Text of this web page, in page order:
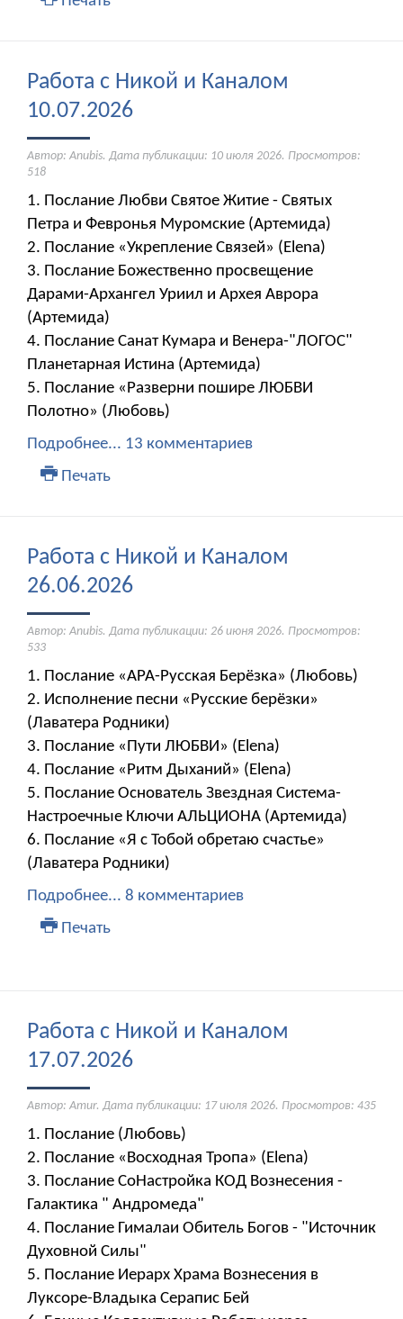
Работа с Никой и Каналом
10.07.2026
Автор: Anubis. Дата публикации: 10 июля 2026. Просмотров:
518
1. Послание Любви Святое Житие - Святых
Петра и Февронья Муромские (Артемида)
2. Послание «Укрепление Связей» (Elena) ​​​​​​​
3. Послание Божественно просвещение
Дарами-Архангел Уриил и Архея Аврора
(Артемида)
4. Послание Санат Кумара и Венера-"ЛОГОС"
Планетарная Истина (Артемида)
5. Послание «Разверни пошире ЛЮБВИ
Полотно» (Любовь)
Подробнее... 13 комментариев
Печать
Работа с Никой и Каналом
26.06.2026
Автор: Anubis. Дата публикации: 26 июня 2026. Просмотров:
533
1. Послание «АРА-Русская Берёзка» (Любовь)
2. Исполнение песни «Русские берёзки»
(Лаватера Родники)
3. Послание «Пути ЛЮБВИ» (Elena)
4. Послание «Ритм Дыханий» (Elena)
5. Послание Основатель Звездная Система-
Настроечные Ключи АЛЬЦИОНА (Артемида)
6. Послание «Я с Тобой обретаю счастье»
(Лаватера Родники)
Подробнее... 8 комментариев
Печать
Работа с Никой и Каналом
17.07.2026
Автор: Amur. Дата публикации: 17 июля 2026. Просмотров: 435
1. Послание (Любовь)
2. Послание «Восходная Тропа» (Elena)
3. Послание СоНастройка КОД Вознесения -
Галактика " Андромеда"
4. Послание Гималаи Обитель Богов - "Источник
Духовной Силы"
5. Послание Иерарх Храма Вознесения в
Луксоре-Владыка Серапис Бей